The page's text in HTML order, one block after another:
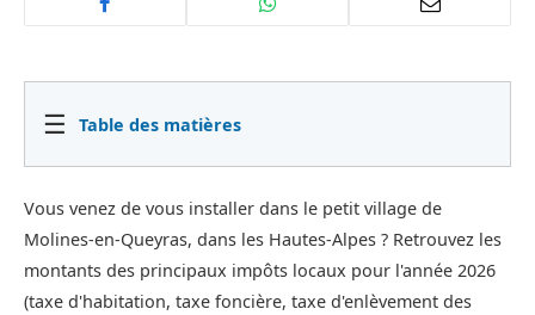
☰ Table des matières
Vous venez de vous installer dans le petit village de
Molines-en-Queyras, dans les Hautes-Alpes ? Retrouvez les
montants des principaux impôts locaux pour l'année 2026
(taxe d'habitation, taxe foncière, taxe d'enlèvement des